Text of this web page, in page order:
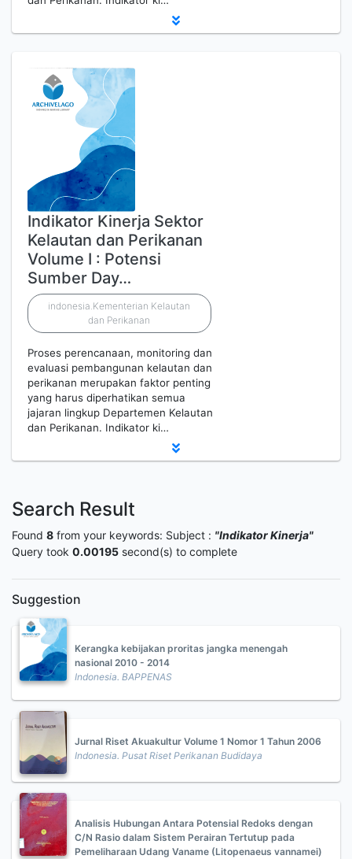
Indikator Kinerja Sektor
Kelautan dan Perikanan
Volume I : Potensi
Sumber Day…
indonesia.Kementerian Kelautan
dan Perikanan
Proses perencanaan, monitoring dan
evaluasi pembangunan kelautan dan
perikanan merupakan faktor penting
yang harus diperhatikan semua
jajaran lingkup Departemen Kelautan
dan Perikanan. Indikator ki…
Search Result
Found 8 from your keywords: Subject : "Indikator Kinerja"
Query took 0.00195 second(s) to complete
Suggestion
Kerangka kebijakan proritas jangka menengah
nasional 2010 - 2014
Indonesia. BAPPENAS
Jurnal Riset Akuakultur Volume 1 Nomor 1 Tahun 2006
Indonesia. Pusat Riset Perikanan Budidaya
Analisis Hubungan Antara Potensial Redoks dengan
C/N Rasio dalam Sistem Perairan Tertutup pada
Pemeliharaan Udang Vaname (Litopenaeus vannamei)